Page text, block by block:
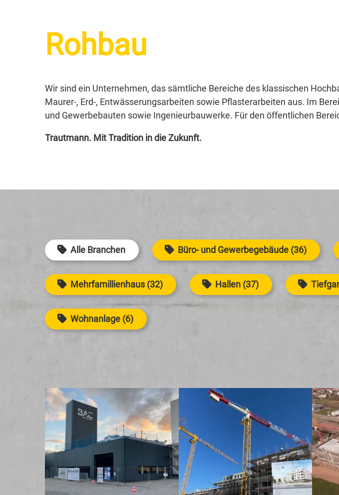
Rohbau
Wir sind ein Unternehmen, das sämtliche Bereiche des klassischen
Maurer-, Erd-, Entwässerungsarbeiten sowie Pflasterarbeiten aus. Im
und Gewerbebauten sowie Ingenieurbauwerke. Für den öffentlichen
Trautmann. Mit Tradition in die Zukunft.
Alle Branchen Büro- und Gewerbegebäude (36)
Mehrfamillienhaus (32) Hallen (37)
Wohnanlage (6)